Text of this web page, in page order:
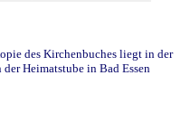
des Kirchenbuches liegt in der
Heimatstube in Bad Essen